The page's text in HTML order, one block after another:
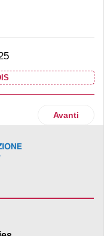
lo sportArticolo
Avanti